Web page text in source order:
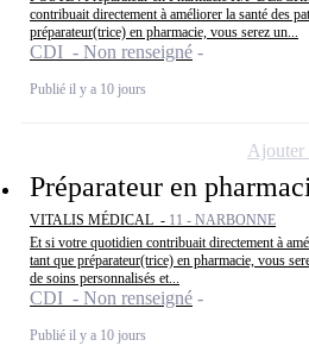
contribuait directement à améliorer la santé des
préparateur(trice) en pharmacie, vous serez un...
CDI - Non renseigné
Publié il y a 10 jours
Préparateur en
VITALIS MÉDICAL - 11 - NARBONNE
Et si votre quotidien contribuait directement à
tant que préparateur(trice) en pharmacie, vous
de soins personnalisés et...
CDI - Non renseigné
Publié il y a 10 jours
Ajouter